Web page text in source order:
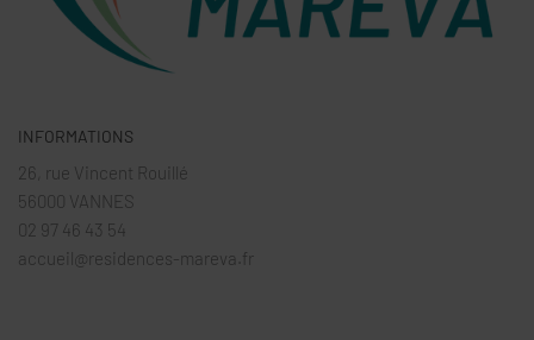
INFORMATIONS
26, rue Vincent Rouillé
56000 VANNES
02 97 46 43 54
accueil@residences-mareva.fr